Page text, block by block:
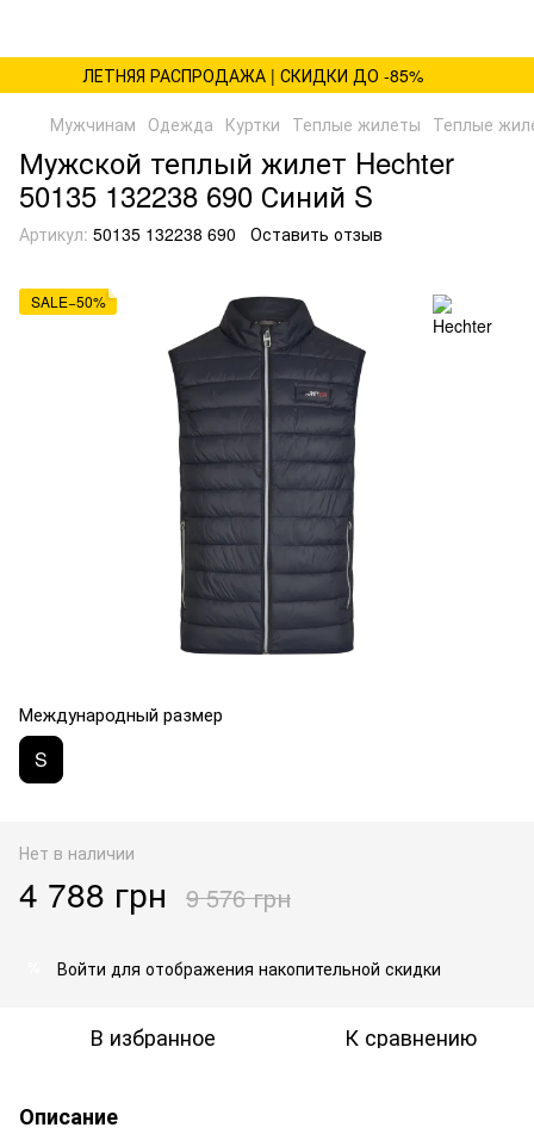
ЛЕТНЯЯ РАСПРОДАЖА | СКИДКИ ДО -85%
Мужчинам Одежда Куртки Теплые жилеты Теплые
Мужской теплый жилет Hechter
50135 132238 690 Синий S
Артикул: 50135 132238 690 Оставить отзыв
SALE−50%
Международный размер
S
Нет в наличии
4 788 грн 9 576 грн
Войти для отображения накопительной скидки
В избранное К сравнению
Описание